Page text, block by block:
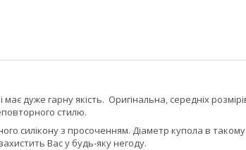
має дуже гарну якість. Оригінальна, середніх
стилю.
силікону з просоченням. Діаметр купола в
Вас у будь-яку негоду.